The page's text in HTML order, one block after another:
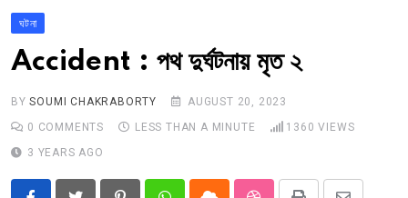
আরও কিছু
Contact
Khabar Samay Hindi
ঘটনা
Accident : পথ দুর্ঘটনায় মৃত ২
BYSOUMI CHAKRABORTY
AUGUST 20, 2023
0 COMMENTS LESS THAN A MINUTE 1360 VIEWS
3 YEARS AGO